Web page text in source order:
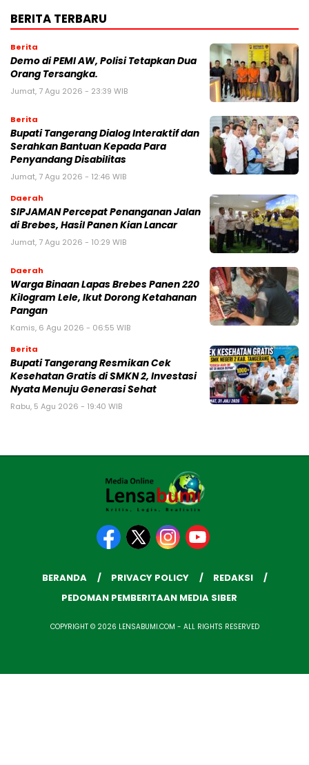
BERITA TERBARU
Berita
Demo di PEMI AW, Polisi Tetapkan Dua
Orang Tersangka.
Jumat, 7 Agu 2026 - 23:39 WIB
Berita
Bupati Tangerang Dialog Interaktif dan
Serahkan Bantuan Kepada Para
Penyandang Disabilitas
Jumat, 7 Agu 2026 - 12:46 WIB
Daerah
SIPJAMAN Percepat Penanganan Jalan
di Brebes, Hasil Panen Kian Lancar
Jumat, 7 Agu 2026 - 10:29 WIB
Daerah
Warga Binaan Lapas Brebes Panen 220
Kilogram Lele, Ikut Dorong Ketahanan
Pangan
Kamis, 6 Agu 2026 - 06:55 WIB
Berita
‎Bupati Tangerang Resmikan Cek
Kesehatan Gratis di SMKN 2, Investasi
Nyata Menuju Generasi Sehat
Rabu, 5 Agu 2026 - 19:40 WIB
BERANDA PRIVACY POLICY
REDAKSI
PEDOMAN PEMBERITAAN MEDIA SIBER
COPYRIGHT © 2026 LENSABUMI.COM - ALL RIGHTS RESERVED